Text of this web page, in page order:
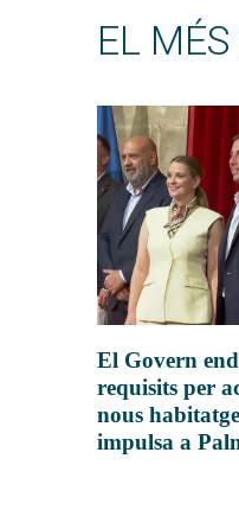
EL
El Govern
requisits per
nous
impulsa a